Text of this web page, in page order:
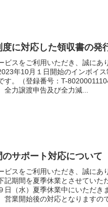
に対応した領収書の発
ビスをご利用いただき、誠にあ
年10月１日開始のインボイ
す。（登録番号：T-
全力譲渡申告及び全力減...
サポート対応について
ビスをご利用いただき、誠にあ
記期間を夏季休業とさせていた
日（水）夏季休業中にいただき
営業開始後の対応となりますの